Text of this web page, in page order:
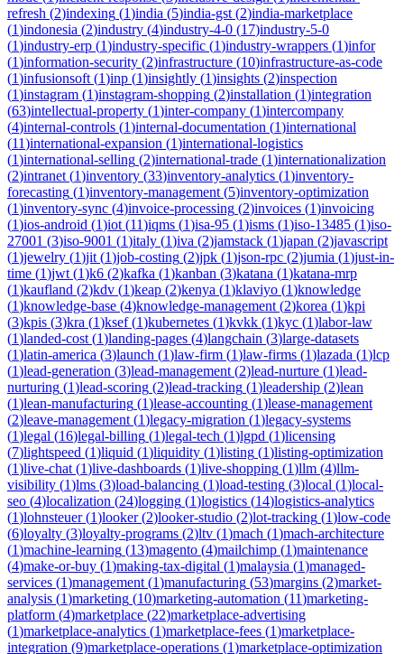
refresh (2)indexing (1)india (5)india-gst (2)india-marketplace
(1)indonesia (2)industry (4)industry-4-0 (17)industry-5-0
(1)industry-erp (1)industry-specific (1)industry-wrappers (1)infor
(1)information-security (2)infrastructure (10)infrastructure-as-code
(1)infusionsoft (1)inp (1)insightly (1)insights (2)inspection
(1)instagram (1)instagram-shopping (2)installation (1)integration
(63)intellectual-property (1)inter-company (1)intercompany
(4)internal-controls (1)internal-documentation (1)international
(11)international-expansion (1)international-logistics
(1)international-selling (2)international-trade (1)internationalization
(2)intranet (1)inventory (33)inventory-analytics (1)inventory-
forecasting (1)inventory-management (5)inventory-optimization
(1)inventory-sync (4)invoice-processing (2)invoices (1)invoicing
(1)ios-android (1)iot (11)iqms (1)isa-95 (1)isms (1)iso-13485 (1)iso-
27001 (3)iso-9001 (1)italy (1)iva (2)jamstack (1)japan (2)javascript
(1)jewelry (1)jit (1)job-costing (2)jpk (1)json-rpc (2)jumia (1)just-in-
time (1)jwt (1)k6 (2)kafka (1)kanban (3)katana (1)katana-mrp
(1)kaufland (2)kdv (1)keap (2)kenya (1)klaviyo (1)knowledge
(1)knowledge-base (4)knowledge-management (2)korea (1)kpi
(3)kpis (3)kra (1)ksef(1)kubernetes (1)kvkk (1)kyc (1)labor-law
(1)landed-cost (1)landing-pages (4)langchain (3)large-datasets
(1)latin-america (3)launch (1)law-firm (1)law-firms (1)lazada (1)lcp
(1)lead-generation (3)lead-management (2)lead-nurture (1)lead-
nurturing (1)lead-scoring (2)lead-tracking (1)leadership (2)lean
(1)lean-manufacturing (1)lease-accounting (1)lease-management
(2)leave-management (1)legacy-migration (1)legacy-systems
(1)legal (16)legal-billing (1)legal-tech (1)lgpd (1)licensing
(7)lightspeed (1)liquid (1)liquidity (1)listing (1)listing-optimization
(1)live-chat (1)live-dashboards (1)live-shopping (1)llm (4)llm-
visibility (1)lms (3)load-balancing (1)load-testing (3)local (1)local-
seo (4)localization (24)logging (1)logistics (14)logistics-analytics
(1)lohnsteuer(1)looker(2)looker-studio (2)lot-tracking (1)low-code
(6)loyalty (3)loyalty-programs (2)ltv (1)mach (1)mach-architecture
(1)machine-learning (13)magento (4)mailchimp (1)maintenance
(4)make-or-buy (1)making-tax-digital (1)malaysia (1)managed-
services (1)management (1)manufacturing (53)margins (2)market-
analysis (1)marketing (10)marketing-automation (11)marketing-
platform (4)marketplace (22)marketplace-advertising
(1)marketplace-analytics (1)marketplace-fees (1)marketplace-
integration (9)marketplace-operations (1)marketplace-optimization